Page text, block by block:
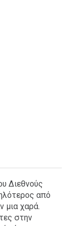
Διεθνούς
από
μια χαρά.
στην